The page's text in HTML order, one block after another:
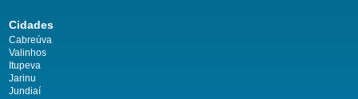
Cidades
Cabreúva
Valinhos
Itupeva
Jarinu
Jundiaí